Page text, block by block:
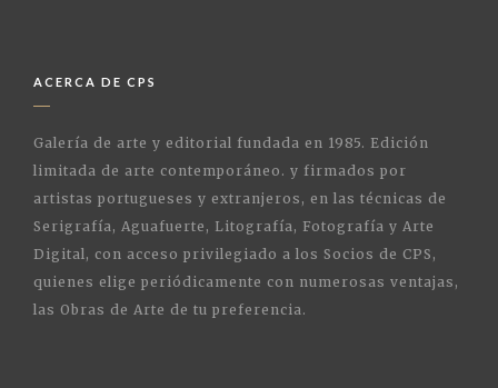
ACERCA DE CPS
Galería de arte y editorial fundada en 1985. Edición
limitada de arte contemporáneo. y firmados por
artistas portugueses y extranjeros, en las técnicas de
Serigrafía, Aguafuerte, Litografía, Fotografía y Arte
Digital, con acceso privilegiado a los Socios de CPS,
quienes elige periódicamente con numerosas ventajas,
las Obras de Arte de tu preferencia.